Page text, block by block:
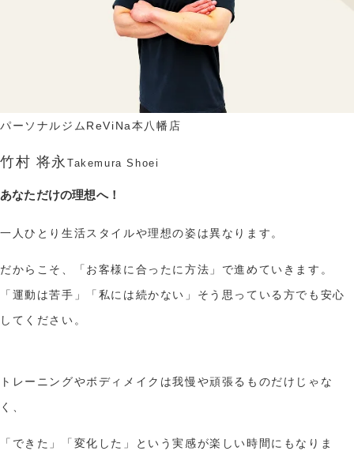
パーソナルジムReViNa本八幡店
竹村 将永 Takemura Shoei
あなただけの理想へ！
一人ひとり生活スタイルや理想の姿は異なります。
だからこそ、「お客様に合ったに方法」で進めていきます。
「運動は苦手」「私には続かない」そう思っている方でも安心
してください。
トレーニングやボディメイクは我慢や頑張るものだけじゃな
く、
「できた」「変化した」という実感が楽しい時間にもなりま